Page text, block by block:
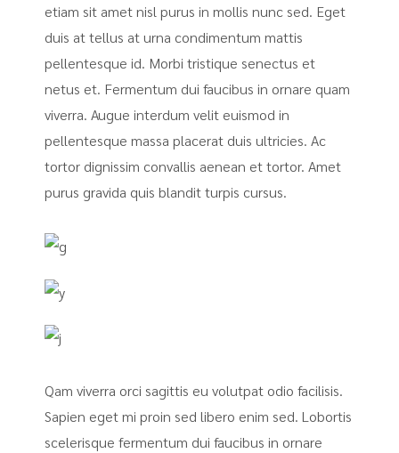
etiam sit amet nisl purus in mollis nunc sed. Eget
duis at tellus at urna condimentum mattis
pellentesque id. Morbi tristique senectus et
netus et. Fermentum dui faucibus in ornare quam
viverra. Augue interdum velit euismod in
pellentesque massa placerat duis ultricies. Ac
tortor dignissim convallis aenean et tortor. Amet
purus gravida quis blandit turpis cursus.
Qam viverra orci sagittis eu volutpat odio facilisis.
Sapien eget mi proin sed libero enim sed. Lobortis
scelerisque fermentum dui faucibus in ornare